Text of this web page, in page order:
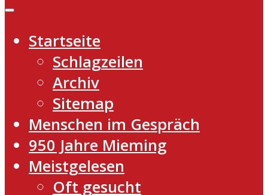
Startseite
Schlagzeilen
Archiv
Sitemap
Menschen im Gespräch
950 Jahre Mieming
Meistgelesen
Oft gesucht